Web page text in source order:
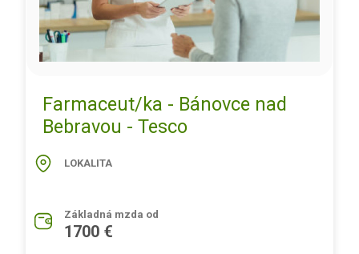
Farmaceut/ka - Bánovce nad
Bebravou - Tesco
LOKALITA
Základná mzda od
1700 €